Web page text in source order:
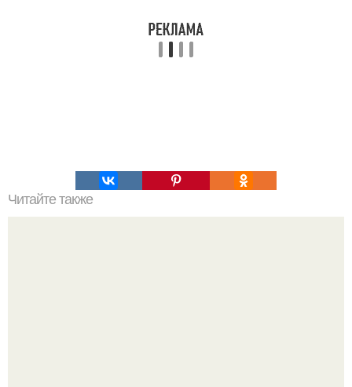
Читайте также